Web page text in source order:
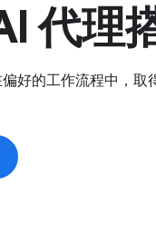
代理
好的工作流程中，取